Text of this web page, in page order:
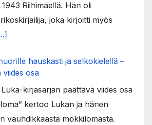
Riihimäellä. Hän oli
joka kirjoitti myös
hauskasti ja selkokielellä –
viides osa
kirjasarjan päättävä viides osa
kertoo Lukan ja hänen
vauhdikkaasta mökkilomasta.